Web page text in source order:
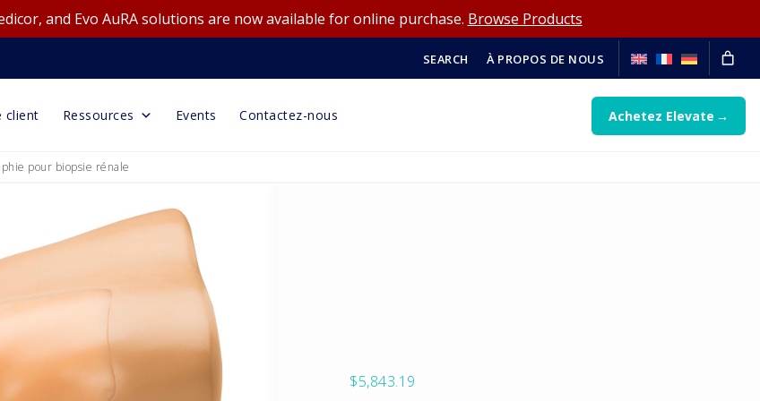
and Evo AuRA solutions are now available for online purchase. Browse Products
SEARCH À PROPOS DE NOUS
client Ressources Events Contactez-nous Achetez Elevate
pour biopsie rénale
$5,843.19